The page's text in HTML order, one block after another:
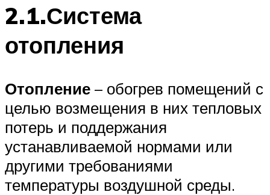
2.1.Система
отопления
Отопление – обогрев помещений с
целью возмещения в них тепловых
потерь и поддержания
устанавливаемой нормами или
другими требованиями
температуры воздушной среды.